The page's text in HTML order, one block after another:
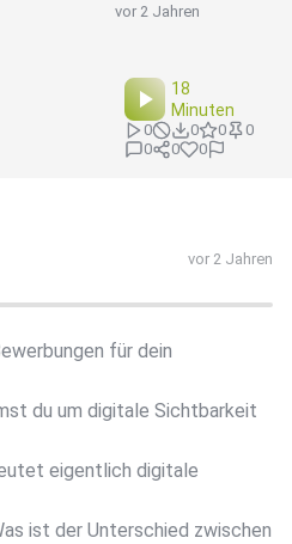
vor 2 Jahren
18
Minuten
0 0 0
0
0
0 0
vor 2 Jahren
für dein
du um digitale Sichtbarkeit
eigentlich digitale
ist der Unterschied zwischen